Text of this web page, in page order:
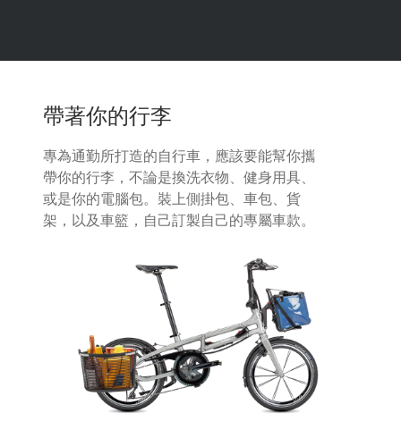
帶著你的行李
專為通勤所打造的自行車，應該要能幫你攜
帶你的行李，不論是換洗衣物、健身用具、
或是你的電腦包。裝上側掛包、車包、貨
架，以及車籃，自己訂製自己的專屬車款。